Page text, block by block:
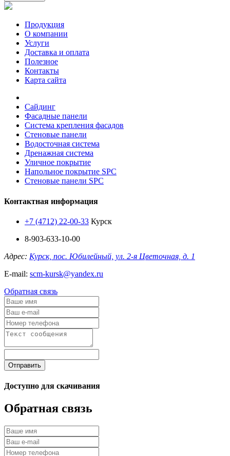
Продукция
О компании
Услуги
Доставка и оплата
Полезное
Контакты
Карта сайта
Сайдинг
Фасадные панели
Система крепления фасадов
Стеновые панели
Водосточная система
Дренажная система
Уличное покрытие
Напольное покрытие SPC
Стеновые панели SPC
Контактная информация
+7 (4712) 22-00-33 Курск
8-903-633-10-00
Адрес: Курск, пос. Юбилейный, ул. 2-я Цветочная, д. 1
E-mail: scm-kursk@yandex.ru
Обратная связь
Отправить
Доступно для скачивания
Обратная связь